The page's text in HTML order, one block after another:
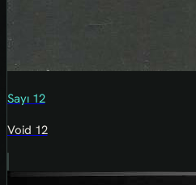
Sayı 12
Void 12